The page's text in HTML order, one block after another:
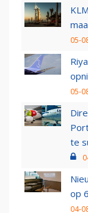
05-
05-
te
op
04-